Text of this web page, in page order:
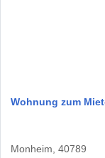
Wohnung zum
Monheim, 40789